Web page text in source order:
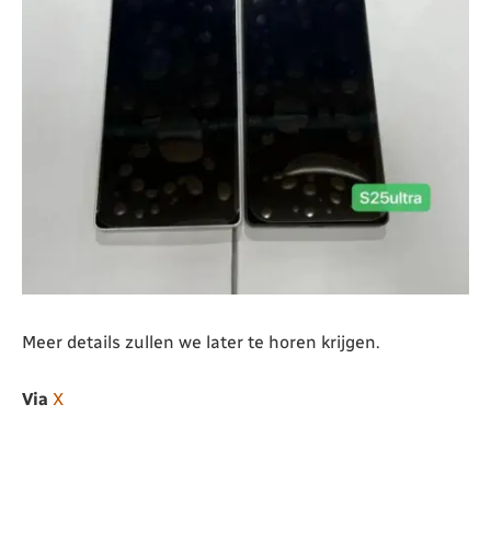
Meer details zullen we later te horen krijgen.
Via X